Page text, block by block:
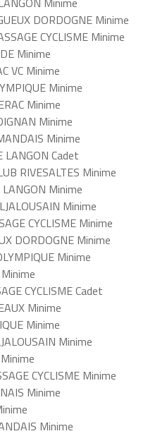
DORDOGNE Minime
CYCLISME Minime
Minime
VC Minime
Minime
Minime
Minime
Minime
LANGON Cadet
RIVESALTES Minime
Minime
Minime
CYCLISME Minime
DORDOGNE Minime
Minime
CYCLISME Cadet
Minime
Minime
Minime
CYCLISME Minime
Minime
Minime